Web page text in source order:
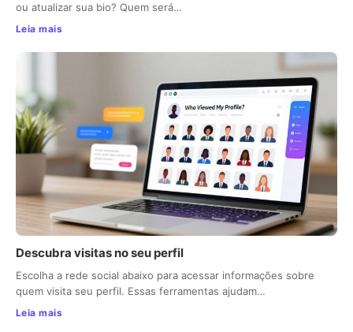
ou atualizar sua bio? Quem será…
Leia mais
Descubra visitas no seu perfil
Escolha a rede social abaixo para acessar informações sobre
quem visita seu perfil. Essas ferramentas ajudam…
Leia mais